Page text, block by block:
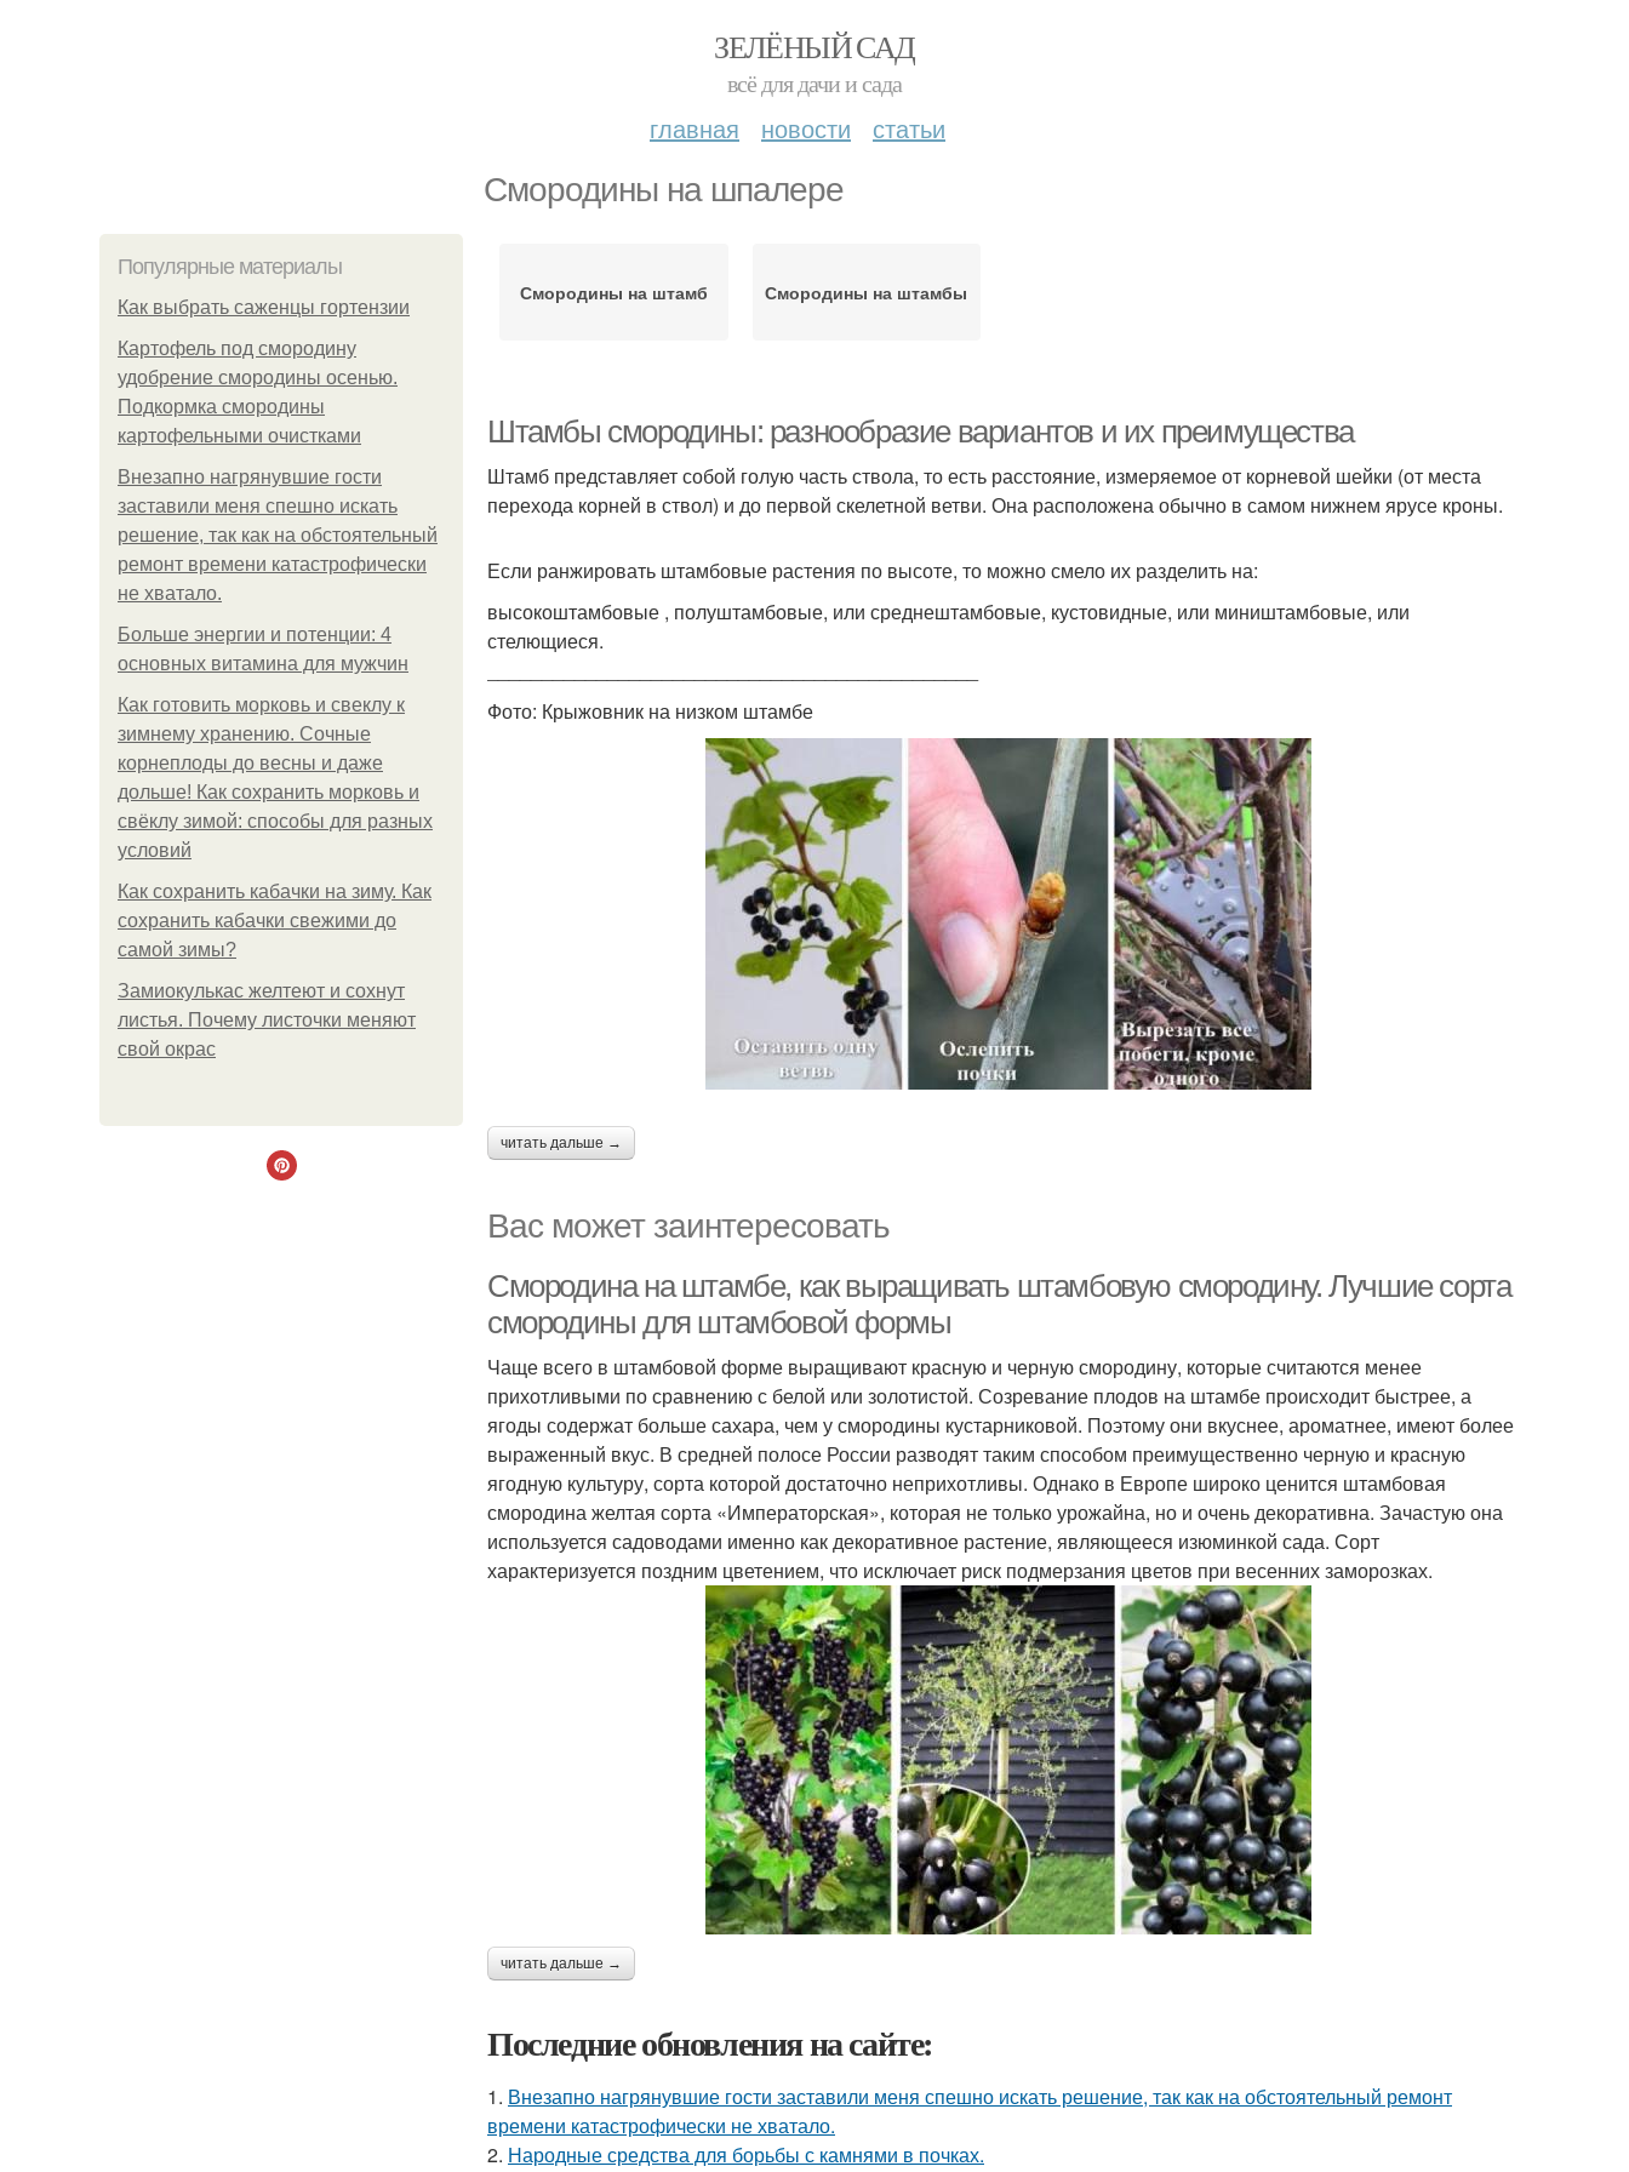
ЗЕЛЁНЫЙ САД
всё для дачи и сада
главная новости статьи
Смородины на шпалере
Популярные материалы
Как выбрать саженцы гортензии
Картофель под смородину
удобрение смородины осенью.
Подкормка смородины
картофельными очистками
Внезапно нагрянувшие гости
заставили меня спешно искать
решение, так как на обстоятельный
ремонт времени катастрофически
не хватало.
Больше энергии и потенции: 4
основных витамина для мужчин
Как готовить морковь и свеклу к
зимнему хранению. Сочные
корнеплоды до весны и даже
дольше! Как сохранить морковь и
свёклу зимой: способы для разных
условий
Как сохранить кабачки на зиму. Как
сохранить кабачки свежими до
самой зимы?
Замиокулькас желтеют и сохнут
листья. Почему листочки меняют
свой окрас
Смородины на штамб Смородины на штамбы
Штамбы смородины: разнообразие вариантов и их преимущества
Штамб представляет собой голую часть ствола, то есть расстояние, измеряемое от корневой шейки (от места
перехода корней в ствол) и до первой скелетной ветви. Она расположена обычно в самом нижнем ярусе кроны.
Если ранжировать штамбовые растения по высоте, то можно смело их разделить на:
высокоштамбовые , полуштамбовые, или среднештамбовые, кустовидные, или миништамбовые, или
стелющиеся.
Фото: Крыжовник на низком штамбе
читать дальше →
Вас может заинтересовать
Смородина на штамбе, как выращивать штамбовую смородину. Лучшие сорта
смородины для штамбовой формы
Чаще всего в штамбовой форме выращивают красную и черную смородину, которые считаются менее
прихотливыми по сравнению с белой или золотистой. Созревание плодов на штамбе происходит быстрее, а
ягоды содержат больше сахара, чем у смородины кустарниковой. Поэтому они вкуснее, ароматнее, имеют более
выраженный вкус. В средней полосе России разводят таким способом преимущественно черную и красную
ягодную культуру, сорта которой достаточно неприхотливы. Однако в Европе широко ценится штамбовая
смородина желтая сорта «Императорская», которая не только урожайна, но и очень декоративна. Зачастую она
используется садоводами именно как декоративное растение, являющееся изюминкой сада. Сорт
характеризуется поздним цветением, что исключает риск подмерзания цветов при весенних заморозках.
читать дальше →
Последние обновления на сайте:
1. Внезапно нагрянувшие гости заставили меня спешно искать решение, так как на обстоятельный ремонт
времени катастрофически не хватало.
2. Народные средства для борьбы с камнями в почках.